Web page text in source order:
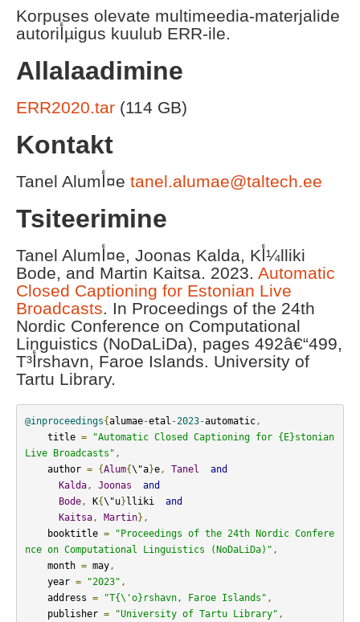
Korpuses olevate multimeedia-materjalide
autoriأµigus kuulub ERR-ile.
Allalaadimine
ERR2020.tar (114 GB)
Kontakt
Tanel Alumأ¤e tanel.alumae@taltech.ee
Tsiteerimine
Tanel Alumأ¤e, Joonas Kalda, Kأ¼lliki
Bode, and Martin Kaitsa. 2023. Automatic
Closed Captioning for Estonian Live
Broadcasts. In Proceedings of the 24th
Nordic Conference on Computational
Linguistics (NoDaLiDa), pages 492â€“499,
Tأ³rshavn, Faroe Islands. University of
Tartu Library.
@inproceedings{alumae-etal -2023-automatic,
    title
=
"Automatic Closed Captioning for {E}stonian
Live Broadcasts" ,
    author
= {Alum{\"a}e, Tanel
and
Kalda, Joonas
and
Bode, K{\"u}lliki and
Kaitsa, Martin},
    booktitle
=
"Proceedings of the 24th Nordic Confere
nce on Computational Linguistics (NoDaLiDa)" ,
    month
= may,
    year
= "2023" ,
    address
= "T{\'o}rshavn, Faroe Islands" ,
    publisher
= "University of Tartu Library" ,